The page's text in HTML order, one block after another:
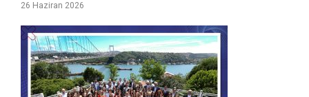
26 Haziran 2026